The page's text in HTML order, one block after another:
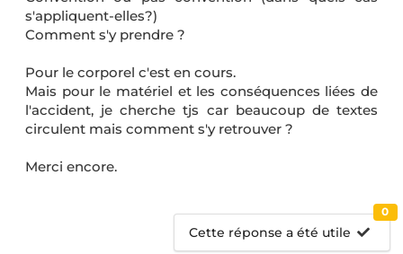
s'appliquent-elles?)
Comment s'y prendre ?
Pour le corporel c'est en cours.
Mais pour le matériel et les conséquences liées de
l'accident, je cherche tjs car beaucoup de textes
circulent mais comment s'y retrouver ?
Merci encore.
Cette réponse a été utile
0